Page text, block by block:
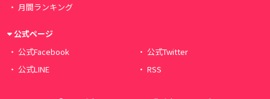
月間ランキング
公式ページ
公式Facebook
公式Twitter
公式LINE
RSS